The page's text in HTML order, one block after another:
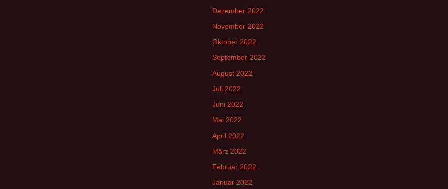
Dezember 2022
November 2022
Oktober 2022
September 2022
August 2022
Juli 2022
Juni 2022
Mai 2022
April 2022
März 2022
Februar 2022
Januar 2022